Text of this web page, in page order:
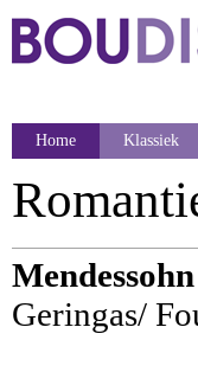
Home Klassiek
Geringas/